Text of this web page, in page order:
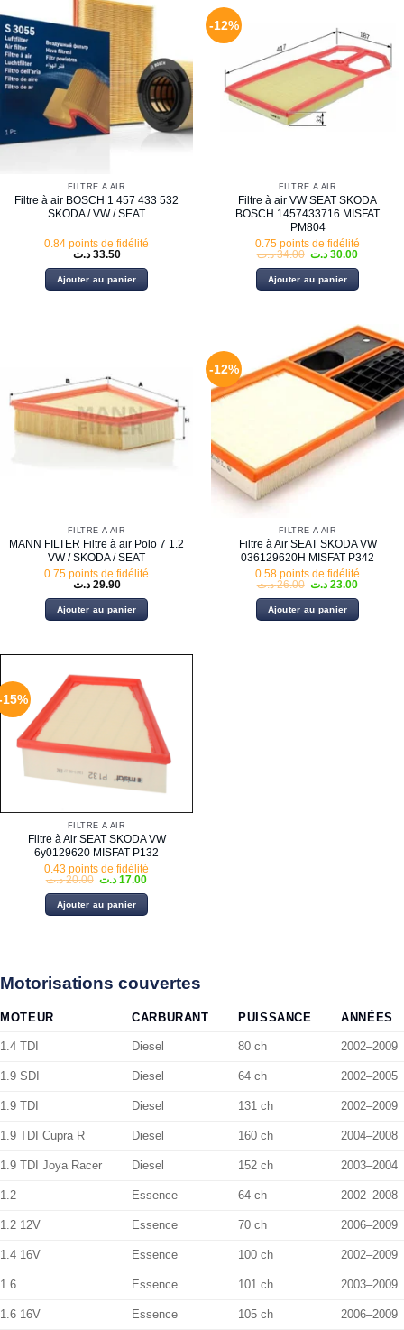
FILTRE À AIR
Filtre à air BOSCH 1 457 433 532
SKODA / VW / SEAT
0.84 points de fidélité
33.50 د.ت
Ajouter au panier
-12%
FILTRE À AIR
Filtre à air VW SEAT SKODA
BOSCH 1457433716 MISFAT
PM804
0.75 points de fidélité
34.00 د.ت
Le
initial
était :
30.00 د.ت
Le
actuel
est :
Ajouter au panier
FILTRE À AIR
MANN FILTER Filtre à air Polo 7 1.2
VW / SKODA / SEAT
0.75 points de fidélité
29.90 د.ت
Ajouter au panier
-12%
FILTRE À AIR
Filtre à Air SEAT SKODA VW
036129620H MISFAT P342
0.58 points de fidélité
26.00 د.ت
Le
initial
était :
23.00 د.ت
Le
actuel
est :
Ajouter au panier
FILTRE À AIR
Filtre à Air SEAT SKODA VW
6y0129620 MISFAT P132
0.43 points de fidélité
20.00 د.ت
Le
initial
était :
17.00 د.ت
Le
actuel
est :
Ajouter au panier
Motorisations couvertes
MOTEUR CARBURANT PUISSANCE ANNÉES
1.4 TDI Diesel 80 ch 2002–2009
1.9 SDI Diesel 64 ch 2002–2005
1.9 TDI Diesel 131 ch 2002–2009
1.9 TDI Cupra R Diesel 160 ch 2004–2008
1.9 TDI Joya Racer Diesel 152 ch 2003–2004
1.2 Essence 64 ch 2002–2008
1.2 12V Essence 70 ch 2006–2009
1.4 16V Essence 100 ch 2002–2009
1.6 Essence 101 ch 2003–2009
1.6 16V Essence 105 ch 2006–2009